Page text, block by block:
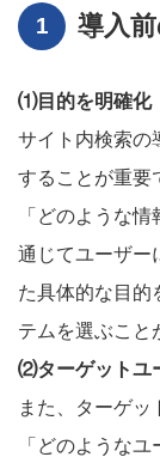
導入
⑴目的を明確化
サイト内検索の
することが重要
「どのような
通じてユーザー
た具体的な目的
テムを選ぶこと
⑵ターゲットユ
また、ターゲッ
「どのような